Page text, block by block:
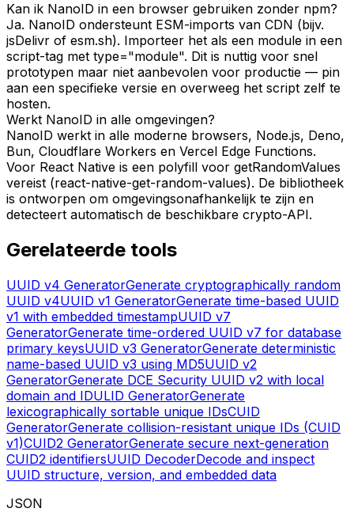
Kan ik NanoID in een browser gebruiken zonder npm?
Ja. NanoID ondersteunt ESM-imports van CDN (bijv.
jsDelivr of esm.sh). Importeer het als een module in een
script-tag met type="module". Dit is nuttig voor snel
prototypen maar niet aanbevolen voor productie — pin
aan een specifieke versie en overweeg het script zelf te
hosten.
Werkt NanoID in alle omgevingen?
NanoID werkt in alle moderne browsers, Node.js, Deno,
Bun, Cloudflare Workers en Vercel Edge Functions.
Voor React Native is een polyfill voor getRandomValues
vereist (react-native-get-random-values). De bibliotheek
is ontworpen om omgevingsonafhankelijk te zijn en
detecteert automatisch de beschikbare crypto-API.
Gerelateerde tools
UUID v4 GeneratorGenerate cryptographically random
UUID v4UUID v1 GeneratorGenerate time-based UUID
v1 with embedded timestampUUID v7
GeneratorGenerate time-ordered UUID v7 for database
primary keysUUID v3 GeneratorGenerate deterministic
name-based UUID v3 using MD5UUID v2
GeneratorGenerate DCE Security UUID v2 with local
domain and IDULID GeneratorGenerate
lexicographically sortable unique IDsCUID
GeneratorGenerate collision-resistant unique IDs (CUID
v1)CUID2 GeneratorGenerate secure next-generation
CUID2 identifiersUUID DecoderDecode and inspect
UUID structure, version, and embedded data
JSON